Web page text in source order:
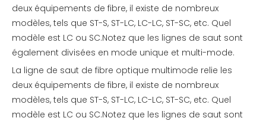
deux équipements de fibre, il existe de nombreux
modèles, tels que ST-S, ST-LC, LC-LC, ST-SC, etc. Quel
modèle est LC ou SC.Notez que les lignes de saut sont
également divisées en mode unique et multi-mode.
La ligne de saut de fibre optique multimode relie les
deux équipements de fibre, il existe de nombreux
modèles, tels que ST-S, ST-LC, LC-LC, ST-SC, etc. Quel
modèle est LC ou SC.Notez que les lignes de saut sont